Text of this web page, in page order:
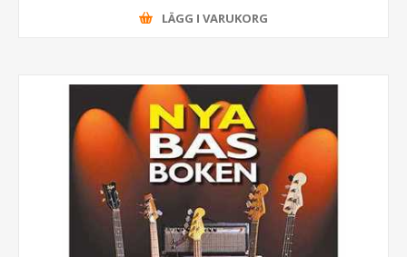
LÄGG I VARUKORG